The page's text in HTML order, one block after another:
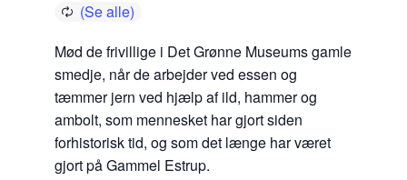
Mød de frivillige i Det Grønne Museums gamle
smedje, når de arbejder ved essen og
tæmmer jern ved hjælp af ild, hammer og
ambolt, som mennesket har gjort siden
forhistorisk tid, og som det længe har været
gjort på Gammel Estrup.